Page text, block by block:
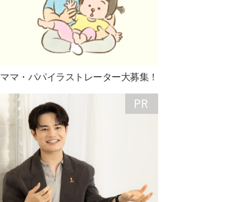
ママ・パパイラストレーター大募集！